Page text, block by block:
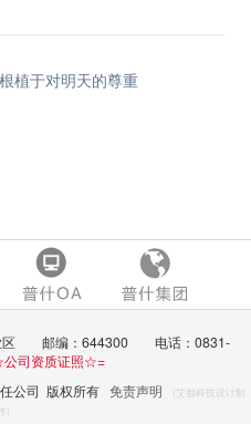
植于对明天的尊重
业区 邮编：644300 电话：0831-
司资质证照☆=
公司 版权所有 免责声明
(艾都科技设计制
)